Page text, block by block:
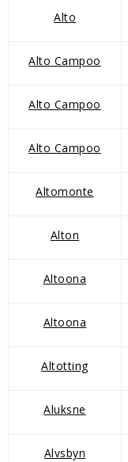
Alto
Alto Campoo
Alto Campoo
Alto Campoo
Altomonte
Alton
Altoona
Altoona
Altotting
Aluksne
Alvsbyn